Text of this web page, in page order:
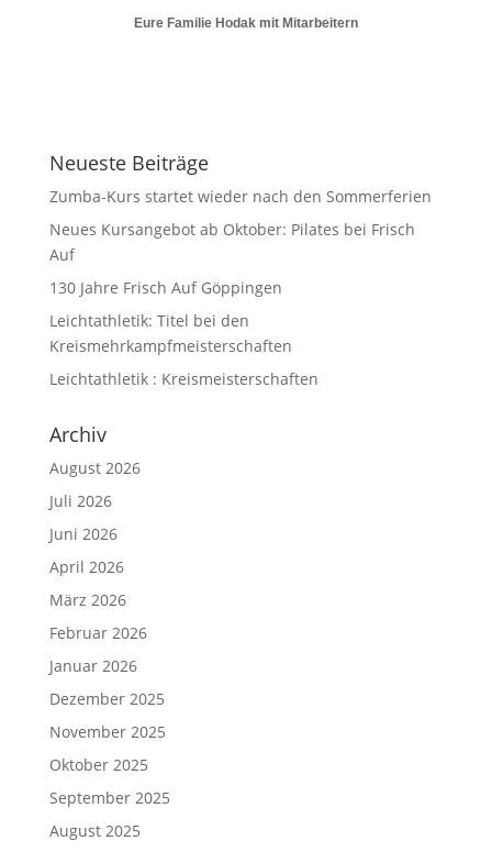
Eure Familie Hodak mit Mitarbeitern
Neueste Beiträge
Zumba-Kurs startet wieder nach den Sommerferien
Neues Kursangebot ab Oktober: Pilates bei Frisch
Auf
130 Jahre Frisch Auf Göppingen
Leichtathletik: Titel bei den
Kreismehrkampfmeisterschaften
Leichtathletik : Kreismeisterschaften
Archiv
August 2026
Juli 2026
Juni 2026
April 2026
März 2026
Februar 2026
Januar 2026
Dezember 2025
November 2025
Oktober 2025
September 2025
August 2025